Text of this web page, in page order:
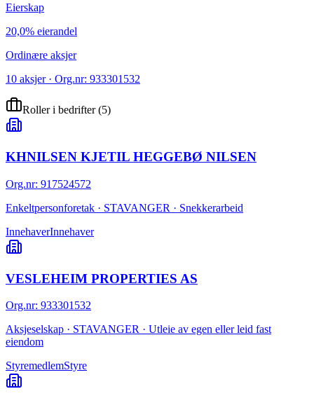
Eierskap
20,0% eierandel
Ordinære aksjer
10 aksjer · Org.nr: 933301532
Roller i bedrifter(5)
KHNILSEN KJETIL HEGGEBØ NILSEN
Org.nr: 917524572
Enkeltpersonforetak · STAVANGER · Snekkerarbeid
InnehaverInnehaver
VESLEHEIM PROPERTIES AS
Org.nr: 933301532
Aksjeselskap · STAVANGER · Utleie av egen eller leid fast
eiendom
StyremedlemStyre